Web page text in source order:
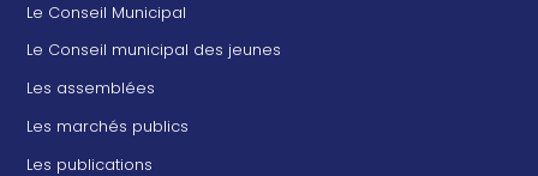
Le Conseil Municipal
Le Conseil municipal des jeunes
Les assemblées
Les marchés publics
Les publications